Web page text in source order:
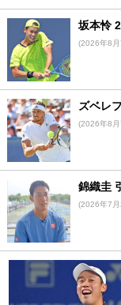
坂本怜
(2026年8
ズベレ
(2026年8
錦織圭
(2026年7